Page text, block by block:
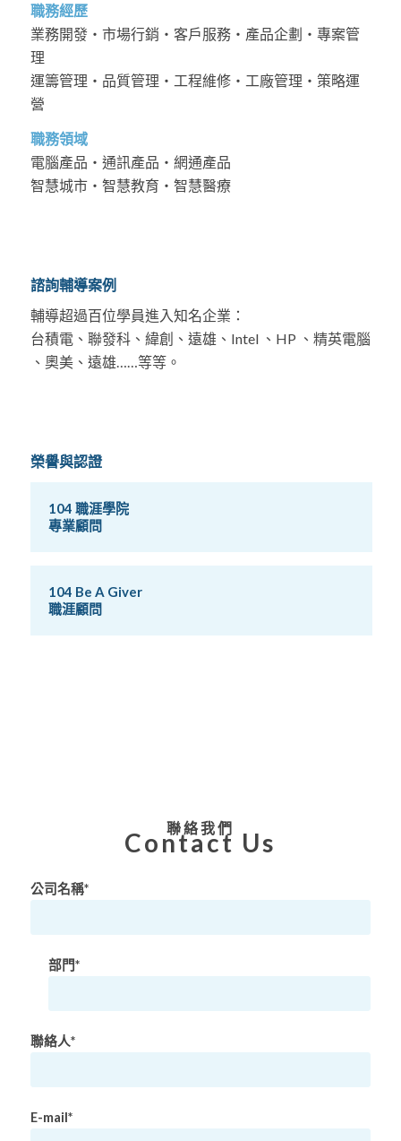
職務經歷
業務開發・市場行銷・客戶服務・產品企劃・專案管
理
運籌管理・品質管理・工程維修・工廠管理・策略運
營
職務領域
電腦產品・通訊產品・網通產品
智慧城市・智慧教育・智慧醫療
諮詢輔導案例
輔導超過百位學員進入知名企業：
台積電、聯發科、緯創、遠雄、Intel 、HP 、精英電腦
、奧美、遠雄……等等。
榮譽與認證
104 職涯學院
專業顧問
104 Be A Giver
職涯顧問
聯絡我們
Contact Us
公司名稱*
部門*
聯絡人*
E-mail*